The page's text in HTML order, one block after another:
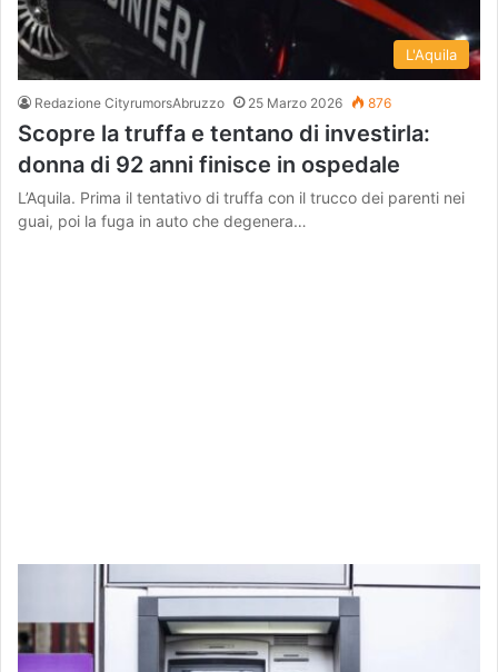
L'Aquila
Redazione CityrumorsAbruzzo 25 Marzo 2026 876
Scopre la truffa e tentano di investirla:
donna di 92 anni finisce in ospedale
L’Aquila. Prima il tentativo di truffa con il trucco dei parenti nei
guai, poi la fuga in auto che degenera…